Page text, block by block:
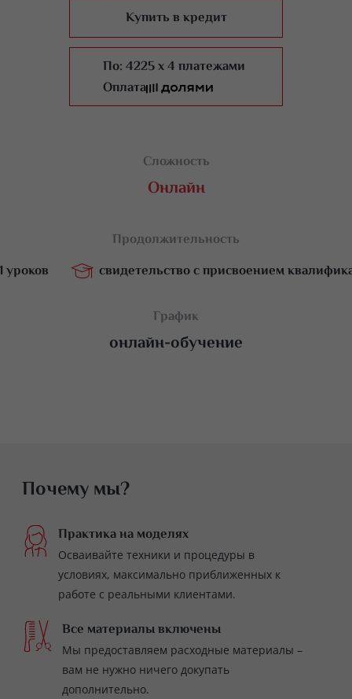
Купить в кредит
По:4225 x 4 платежами
Оплата
Сложность
Онлайн
Продолжительность
уроков
свидетельство с присвоением
График
онлайн-обучение
11
Почему мы?
Практика на моделях
Осваивайте техники и процедуры в
условиях, максимально приближенных к
работе с реальными клиентами.
Все материалы включены
Мы предоставляем расходные материалы –
вам не нужно ничего докупать
дополнительно.